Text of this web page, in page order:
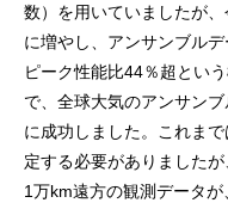
数）を用いていましたが
に増やし、アンサンブル
ピーク性能比44％超とい
で、全球大気のアンサン
に成功しました。これま
定する必要がありました
1万km遠方の観測データ